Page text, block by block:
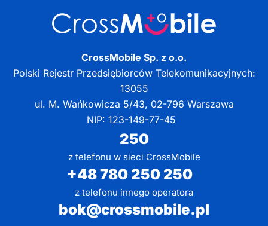
CrossMobile Sp. z o.o.
Polski Rejestr Przedsiębiorców Telekomunikacyjnych:
13055
ul. M. Wańkowicza 5/43, 02-796 Warszawa
NIP: 123-149-77-45
250
z telefonu w sieci CrossMobile
+48 780 250 250
z telefonu innego operatora
bok@crossmobile.pl